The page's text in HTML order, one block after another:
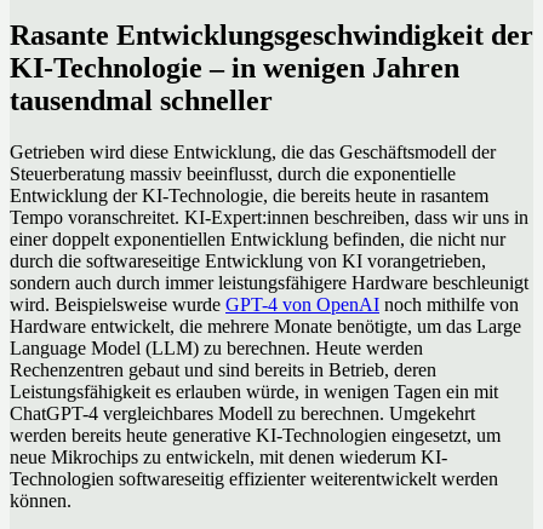
Rasante Entwicklungsgeschwindigkeit der
KI-Technologie – in wenigen Jahren
tausendmal schneller
Getrieben wird diese Entwicklung, die das Geschäftsmodell der
Steuerberatung massiv beeinflusst, durch die exponentielle
Entwicklung der KI-Technologie, die bereits heute in rasantem
Tempo voranschreitet. KI-Expert:innen beschreiben, dass wir uns in
einer doppelt exponentiellen Entwicklung befinden, die nicht nur
durch die softwareseitige Entwicklung von KI vorangetrieben,
sondern auch durch immer leistungsfähigere Hardware beschleunigt
wird. Beispielsweise wurde GPT-4 von OpenAI noch mithilfe von
Hardware entwickelt, die mehrere Monate benötigte, um das Large
Language Model (LLM) zu berechnen. Heute werden
Rechenzentren gebaut und sind bereits in Betrieb, deren
Leistungsfähigkeit es erlauben würde, in wenigen Tagen ein mit
ChatGPT-4 vergleichbares Modell zu berechnen. Umgekehrt
werden bereits heute generative KI-Technologien eingesetzt, um
neue Mikrochips zu entwickeln, mit denen wiederum KI-
Technologien softwareseitig effizienter weiterentwickelt werden
können.